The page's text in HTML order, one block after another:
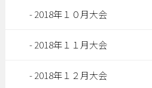
2018年１０月大会
2018年１１月大会
2018年１２月大会